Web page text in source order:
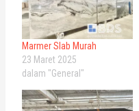
Marmer Slab Murah
23 Maret 2025
dalam "General"